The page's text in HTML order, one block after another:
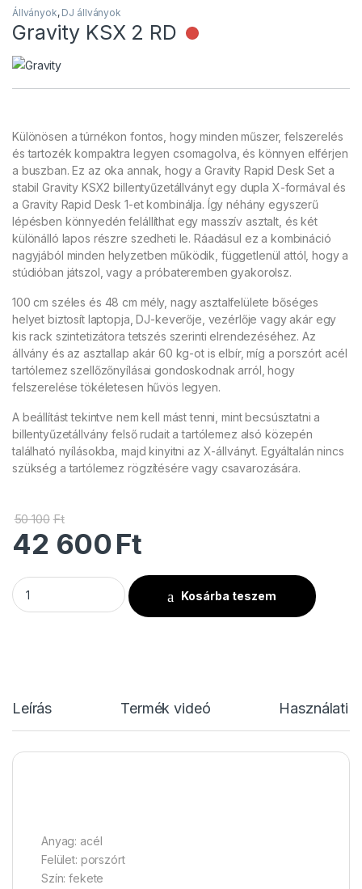
Állványok, DJ állványok
Gravity KSX 2 RD Nincs raktáron
Különösen a túrnékon fontos, hogy minden műszer, felszerelés
és tartozék kompaktra legyen csomagolva, és könnyen elférjen
a buszban. Ez az oka annak, hogy a Gravity Rapid Desk Set a
stabil Gravity KSX2 billentyűzetállványt egy dupla X-formával és
a Gravity Rapid Desk 1-et kombinálja. Így néhány egyszerű
lépésben könnyedén felállíthat egy masszív asztalt, és két
különálló lapos részre szedheti le. Ráadásul ez a kombináció
nagyjából minden helyzetben működik, függetlenül attól, hogy a
stúdióban játszol, vagy a próbateremben gyakorolsz.
100 cm széles és 48 cm mély, nagy asztalfelülete bőséges
helyet biztosít laptopja, DJ-keverője, vezérlője vagy akár egy
kis rack szintetizátora tetszés szerinti elrendezéséhez. Az
állvány és az asztallap akár 60 kg-ot is elbír, míg a porszórt acél
tartólemez szellőzőnyílásai gondoskodnak arról, hogy
felszerelése tökéletesen hűvös legyen.
A beállítást tekintve nem kell mást tenni, mint becsúsztatni a
billentyűzetállvány felső rudait a tartólemez alsó közepén
található nyílásokba, majd kinyitni az X-állványt. Egyáltalán nincs
szükség a tartólemez rögzítésére vagy csavarozására.
50 100 Ft
42 600Ft
Gravity KSX 2 RD mennyiség
Kosárba teszem
Leírás Termék videó Használati
Anyag: acél
Felület: porszórt
Szín: fekete